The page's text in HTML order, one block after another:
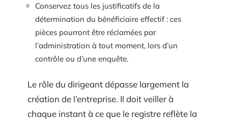
Conservez tous les justificatifs de la
détermination du bénéficiaire effectif : ces
pièces pourront être réclamées par
l’administration à tout moment, lors d’un
contrôle ou d’une enquête.
Le rôle du dirigeant dépasse largement la
création de l’entreprise. Il doit veiller à
chaque instant à ce que le registre reflète la